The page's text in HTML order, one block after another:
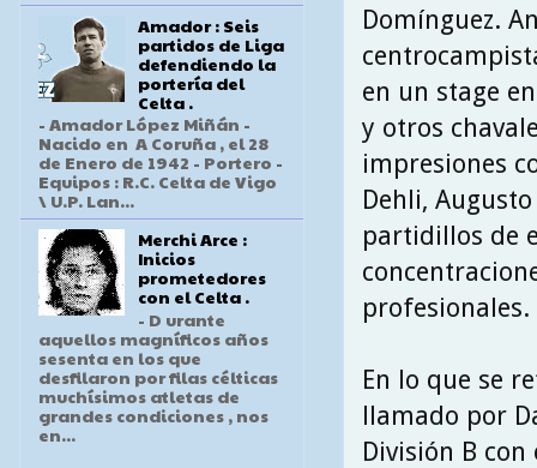
Domínguez.
en un stage
y otros
impresiones
Dehli,
partidillos de
profesionales.
En lo que se
llamado por
División B
Amador : Seis
partidos de Liga
defendiendo la
portería del
Celta .
- Amador López Miñán -
Nacido en A Coruña , el 28
de Enero de 1942 - Portero -
Equipos : R.C. Celta de Vigo
\ U.P. Lan...
Merchi Arce :
Inicios
prometedores
con el Celta .
- D urante
aquellos magníficos años
sesenta en los que
desfilaron por filas célticas
muchísimos atletas de
grandes condiciones , nos
en...